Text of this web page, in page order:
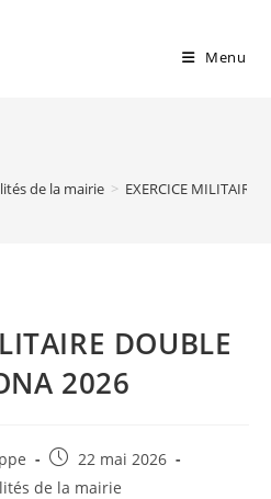
Menu
de la mairie > EXERCICE MILITAIRE
DOUBLE
2026
Publication
publiée :
22 mai 2026
de la mairie